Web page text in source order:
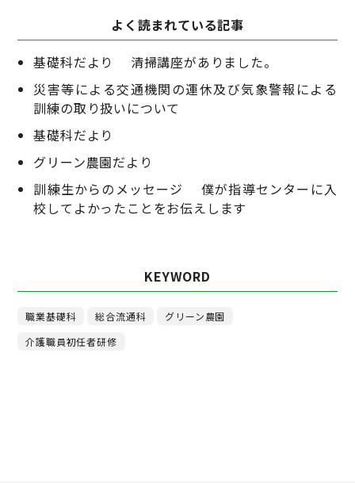
よく読まれている記事
基礎科だより 清掃講座がありました。
災害等による交通機関の運休及び気象警報による
訓練の取り扱いについて
基礎科だより
グリーン農園だより
訓練生からのメッセージ 僕が指導センターに入
校してよかったことをお伝えします
KEYWORD
職業基礎科 総合流通科
グリーン農園
介護職員初任者研修